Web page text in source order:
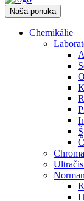
Naša ponuka
Chemikálie